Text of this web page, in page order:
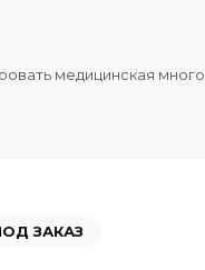
медицинская
ЗАКАЗ